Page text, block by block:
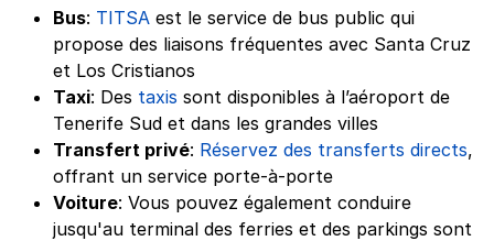
Bus: TITSA est le service de bus public qui
propose des liaisons fréquentes avec Santa Cruz
et Los Cristianos
Taxi: Des taxis sont disponibles à l’aéroport de
Tenerife Sud et dans les grandes villes
Transfert privé: Réservez des transferts directs,
offrant un service porte-à-porte
Voiture: Vous pouvez également conduire
jusqu'au terminal des ferries et des parkings sont